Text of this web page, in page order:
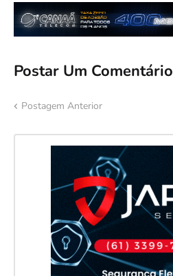
Postar Um Comentário
Postagem Anterior